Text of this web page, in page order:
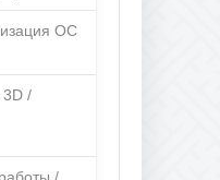
ОС
/